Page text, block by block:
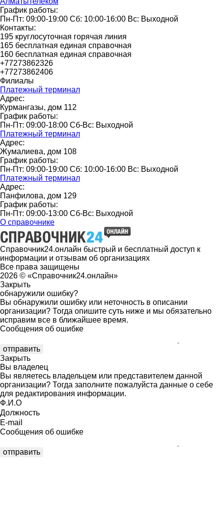
График работы:
Пн-Пт: 09:00-19:00 Сб: 10:00-16:00 Вс: Выходной
Контакты:
195 круглосуточная горячая линия
165 бесплатная единая справочная
160 бесплатная единая справочная
+77273862326
+77273862406
Филиалы
Платежный терминал
Адрес:
Курмангазы, дом 112
График работы:
Пн-Пт: 09:00-18:00 Сб-Вс: Выходной
Платежный терминал
Адрес:
Жумалиева, дом 108
График работы:
Пн-Пт: 09:00-19:00 Сб: 10:00-16:00 Вс: Выходной
Платежный терминал
Адрес:
Панфилова, дом 129
График работы:
Пн-Пт: 09:00-13:00 Сб-Вс: Выходной
О справочнике
Справочник24.онлайн быстрый и бесплатный доступ к
информации и отзывам об организациях
Все права защищены
2026 © «Справочник24.онлайн»
Закрыть
обнаружили ошибку?
Вы обнаружили ошибку или неточность в описании
организации? Тогда опишите суть ниже и мы обязательно
исправим все в ближайшее время.
Сообщения об ошибке
Закрыть
Вы владелец
Вы являетесь владельцем или представителем данной
организации? Тогда заполните пожалуйста данные о себе
для редактирования информации.
Ф.И.О
Должность
E-mail
Сообщения об ошибке